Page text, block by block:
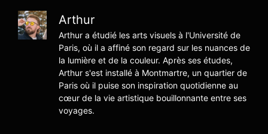
Arthur
Arthur a étudié les arts visuels à l'Université de
Paris, où il a affiné son regard sur les nuances de
la lumière et de la couleur. Après ses études,
Arthur s'est installé à Montmartre, un quartier de
Paris où il puise son inspiration quotidienne au
cœur de la vie artistique bouillonnante entre ses
voyages.